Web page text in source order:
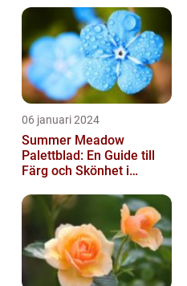
06 januari 2024
Summer Meadow
Palettblad: En Guide till
Färg och Skönhet i